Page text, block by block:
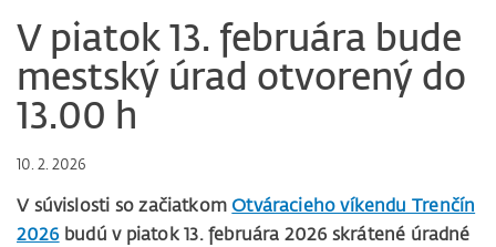
V piatok 13. februára bude
mestský úrad otvorený do
13.00 h
10. 2. 2026
V súvislosti so začiatkom Otváracieho víkendu Trenčín
2026budú v piatok 13. februára 2026 skrátené úradné